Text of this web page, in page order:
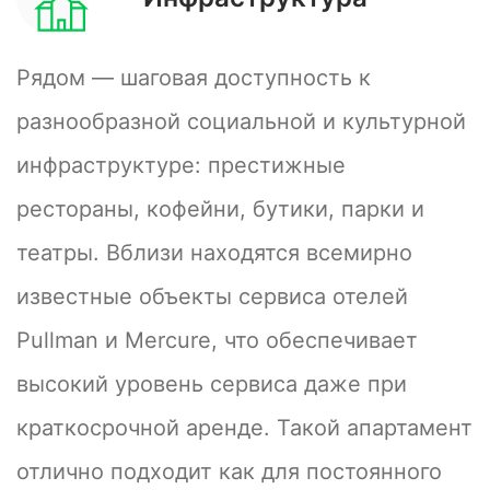
проверяемы, полный пакет договорных
условий доступен для ознакомления.
Возможна разумная договорённость при
условии детального рассмотрения реального
покупателя.
Рядом — шаговая доступность к
разнообразной социальной и культурной
инфраструктуре: престижные
рестораны, кофейни, бутики, парки и
театры. Вблизи находятся всемирно
известные объекты сервиса отелей
Pullman и Mercure, что обеспечивает
высокий уровень сервиса даже при
краткосрочной аренде. Такой апартамент
отлично подходит как для постоянного